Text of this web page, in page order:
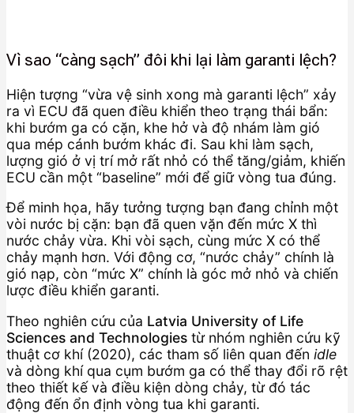
Vì sao “càng sạch” đôi khi lại làm garanti lệch?
Hiện tượng “vừa vệ sinh xong mà garanti lệch” xảy
ra vì ECU đã quen điều khiển theo trạng thái bẩn:
khi bướm ga có cặn, khe hở và độ nhám làm gió
qua mép cánh bướm khác đi. Sau khi làm sạch,
lượng gió ở vị trí mở rất nhỏ có thể tăng/giảm, khiến
ECU cần một “baseline” mới để giữ vòng tua đúng.
Để minh họa, hãy tưởng tượng bạn đang chỉnh một
vòi nước bị cặn: bạn đã quen vặn đến mức X thì
nước chảy vừa. Khi vòi sạch, cùng mức X có thể
chảy mạnh hơn. Với động cơ, “nước chảy” chính là
gió nạp, còn “mức X” chính là góc mở nhỏ và chiến
lược điều khiển garanti.
Theo nghiên cứu của Latvia University of Life
Sciences and Technologies từ nhóm nghiên cứu kỹ
thuật cơ khí (2020), các tham số liên quan đến idle
và dòng khí qua cụm bướm ga có thể thay đổi rõ rệt
theo thiết kế và điều kiện dòng chảy, từ đó tác
động đến ổn định vòng tua khi garanti.